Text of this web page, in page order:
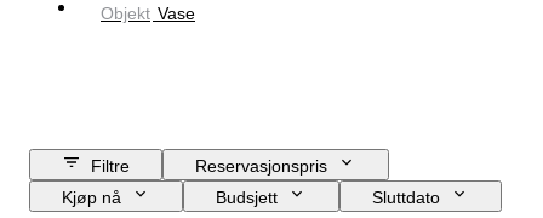
Objekt Vase
Filtre
Reservasjonspris
Kjøp nå
Budsjett
Sluttdato